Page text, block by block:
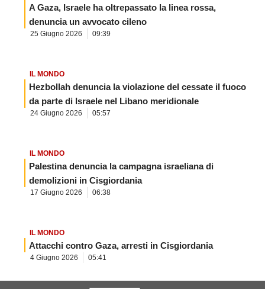
A Gaza, Israele ha oltrepassato la linea rossa,
denuncia un avvocato cileno
25 Giugno 2026 09:39
IL MONDO
Hezbollah denuncia la violazione del cessate il fuoco
da parte di Israele nel Libano meridionale
24 Giugno 2026 05:57
IL MONDO
Palestina denuncia la campagna israeliana di
demolizioni in Cisgiordania
17 Giugno 2026 06:38
IL MONDO
Attacchi contro Gaza, arresti in Cisgiordania
4 Giugno 2026 05:41